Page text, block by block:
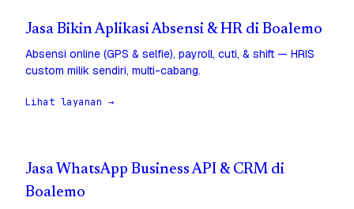
Jasa Bikin Aplikasi Absensi & HR di Boalemo
Absensi online (GPS & selfie), payroll, cuti, & shift — HRIS
custom milik sendiri, multi-cabang.
Lihat layanan →
Jasa WhatsApp Business API & CRM di
Boalemo